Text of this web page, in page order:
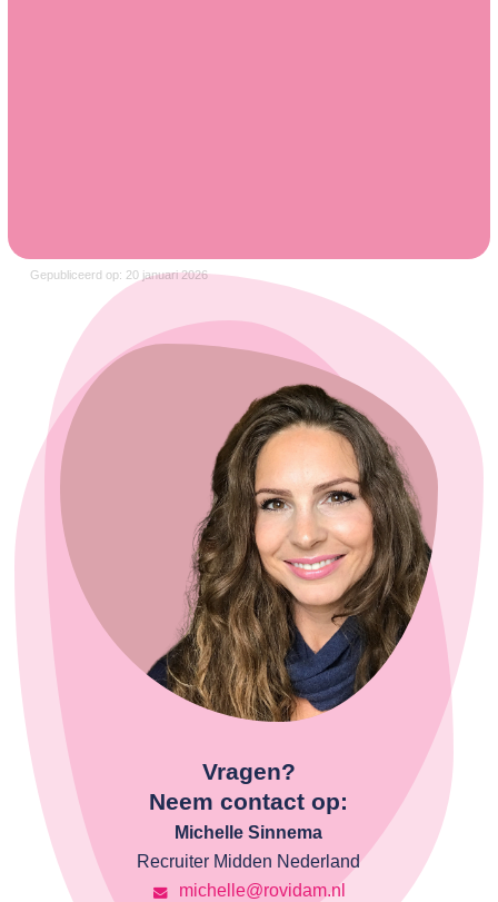
Gepubliceerd op: 20 januari 2026
Vragen?
Neem contact op:
Michelle Sinnema
Recruiter Midden Nederland
michelle@rovidam.nl